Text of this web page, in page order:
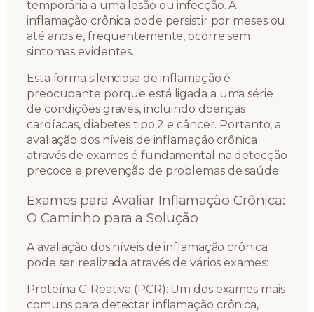
temporária a uma lesão ou infecção. A
inflamação crônica pode persistir por meses ou
até anos e, frequentemente, ocorre sem
sintomas evidentes.
Esta forma silenciosa de inflamação é
preocupante porque está ligada a uma série
de condições graves, incluindo doenças
cardíacas, diabetes tipo 2 e câncer. Portanto, a
avaliação dos níveis de inflamação crônica
através de exames é fundamental na detecção
precoce e prevenção de problemas de saúde.
Exames para Avaliar Inflamação Crônica:
O Caminho para a Solução
A avaliação dos níveis de inflamação crônica
pode ser realizada através de vários exames:
Proteína C-Reativa (PCR): Um dos exames mais
comuns para detectar inflamação crônica,